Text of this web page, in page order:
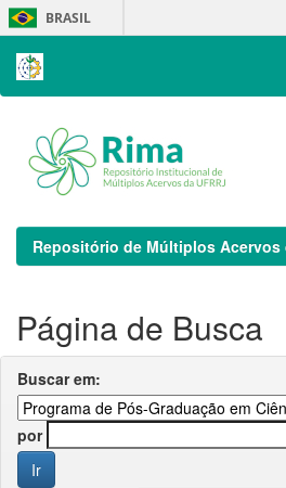
Skip
navigation
BRASIL
Repositório de Múltiplos Acervos
Página de Busca
Buscar em:
por